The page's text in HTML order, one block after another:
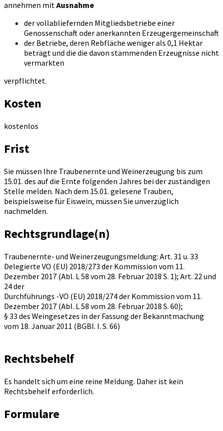
annehmen mitAusnahme
der vollabliefernden Mitgliedsbetriebe einer
Genossenschaft oder anerkannten Erzeugergemeinschaft
der Betriebe, deren Rebfläche weniger als 0,1 Hektar
beträgt und die die davon stammenden Erzeugnisse nicht
vermarkten
verpflichtet.
Kosten
kostenlos
Frist
Sie müssen Ihre Traubenernte und Weinerzeugung bis zum
15.01. des auf die Ernte folgenden Jahres bei der zuständigen
Stelle melden. Nach dem 15.01. gelesene Trauben,
beispielsweise für Eiswein, müssen Sie unverzüglich
nachmelden.
Rechtsgrundlage(n)
Traubenernte- und Weinerzeugungsmeldung: Art. 31 u. 33
Delegierte VO (EU) 2018/273 der Kommission vom 11.
Dezember 2017 (Abl. L 58 vom 28. Februar 2018 S. 1); Art. 22 und
24 der
Durchführungs -VO (EU) 2018/274 der Kommission vom 11.
Dezember 2017 (Abl. L 58 vom 28. Februar 2018 S. 60);
§ 33 des Weingesetzes in der Fassung der Bekanntmachung
vom 18. Januar 2011 (BGBl. I. S. 66)
Rechtsbehelf
Es handelt sich um eine reine Meldung. Daher ist kein
Rechtsbehelf erforderlich.
Formulare